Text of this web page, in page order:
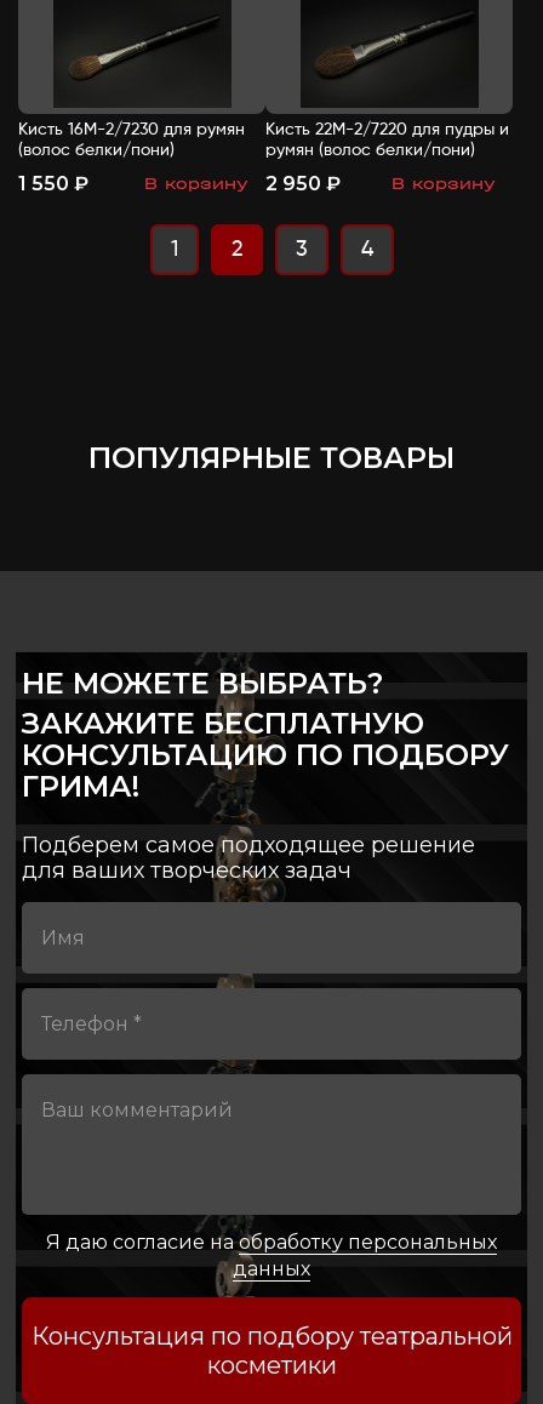
Кисть 16М-2/7230 для румян
(волос белки/пони)
1 550 ₽ В корзину
- +
Кисть 22М-2/7220 для пудры и
румян (волос белки/пони)
2 950 ₽ В корзину
- +
1 2 3 4
ПОПУЛЯРНЫЕ ТОВАРЫ
НЕ МОЖЕТЕ ВЫБРАТЬ?
ЗАКАЖИТЕ БЕСПЛАТНУЮ
КОНСУЛЬТАЦИЮ ПО ПОДБОРУ
ГРИМА!
Подберем самое подходящее решение
для ваших творческих задач
Я даю согласие наобработку персональных
данных
Консультация по подбору театральной
косметики